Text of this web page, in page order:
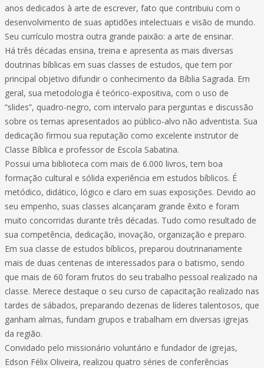
anos dedicados à arte de escrever, fato que contribuiu com o
desenvolvimento de suas aptidões intelectuais e visão de mundo.
Seu currículo mostra outra grande paixão: a arte de ensinar.
Há três décadas ensina, treina e apresenta as mais diversas
doutrinas bíblicas em suas classes de estudos, que tem por
principal objetivo difundir o conhecimento da Bíblia Sagrada. Em
geral, sua metodologia é teórico-expositiva, com o uso de
“slides”, quadro-negro, com intervalo para perguntas e discussão
sobre os temas apresentados ao público-alvo não adventista. Sua
dedicação firmou sua reputação como excelente instrutor de
Classe Bíblica e professor de Escola Sabatina.
Possui uma biblioteca com mais de 6.000 livros, tem boa
formação cultural e sólida experiência em estudos bíblicos. É
metódico, didático, lógico e claro em suas exposições. Devido ao
seu empenho, suas classes alcançaram grande êxito e foram
muito concorridas durante três décadas. Tudo como resultado de
sua competência, dedicação, inovação, organização e preparo.
Em sua classe de estudos bíblicos, preparou doutrinariamente
mais de duas centenas de interessados para o batismo, sendo
que mais de 60 foram frutos do seu trabalho pessoal realizado na
classe. Merece destaque o seu curso de capacitação realizado nas
tardes de sábados, preparando dezenas de líderes talentosos, que
ganham almas, fundam grupos e trabalham em diversas igrejas
da região.
Convidado pelo missionário voluntário e fundador de igrejas,
Edson Félix Oliveira, realizou quatro séries de conferências